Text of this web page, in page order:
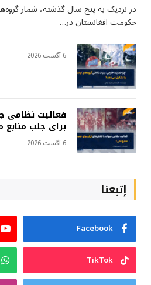
در نزدیک به پنج سال گذشته، شمار
حکومت افغانستان در…
6 آگست 2026
فعالیت نظامی
برای جلب منابع
6 آگست 2026
إتبعنا
Facebook
TikTok